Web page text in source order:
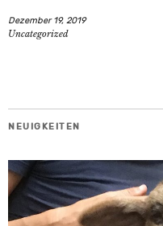
mail
Dezember 19, 2019
Uncategorized
NEUIGKEITEN